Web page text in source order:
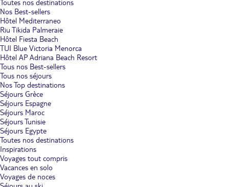
Toutes nos destinations
Nos Best-sellers
Hôtel Mediterraneo
Riu Tikida Palmeraie
Hôtel Fiesta Beach
TUI Blue Victoria Menorca
Hôtel AP Adriana Beach Resort
Tous nos Best-sellers
Tous nos séjours
Nos Top destinations
Séjours Grèce
Séjours Espagne
Séjours Maroc
Séjours Tunisie
Séjours Egypte
Toutes nos destinations
Inspirations
Voyages tout compris
Vacances en solo
Voyages de noces